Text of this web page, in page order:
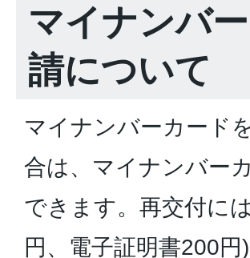
マイナンバ
請について
マイナンバーカード
合は、マイナンバー
できます。再交付に
円、電子証明書200